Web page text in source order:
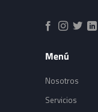
Menú
Nosotros
Servicios